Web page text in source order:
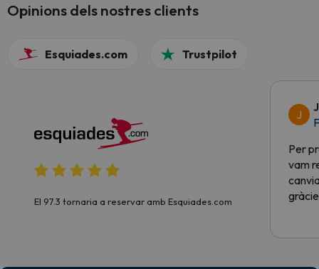
Opinions dels nostres clients
Esquiades.com Trustpilot
El 97.3 tornaria a reservar amb Esquiades.com
J
Per
vam